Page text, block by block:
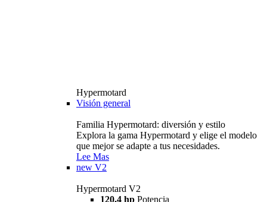
Hypermotard
Visión general
Familia Hypermotard: diversión y estilo
Explora la gama Hypermotard y elige el modelo
que mejor se adapte a tus necesidades.
Lee Mas
new V2
Hypermotard V2
120,4 hp Potencia